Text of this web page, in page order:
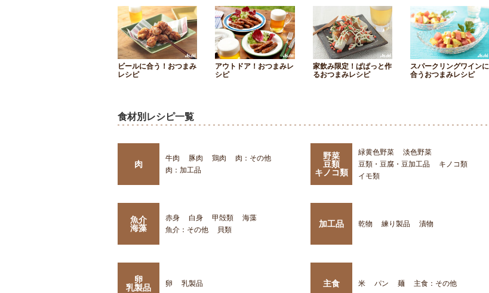
ビールに合う！おつまみ
レシピ
アウトドア！おつまみレ
シピ
家飲み限定！ぱぱっと作
るおつまみレシピ
スパークリングワインに
合うおつまみレシピ
食材別レシピ一覧
肉
牛肉 豚肉 鶏肉
肉：その他
肉：加工品
野菜
豆類
キノコ類
緑黄色野菜
淡色野菜
豆類・豆腐・豆加工品
キノコ類
イモ類
魚介
海藻
赤身 白身 甲殻類
海藻
魚介：その他
貝類
加工品 乾物 練り製品 漬物
卵
乳製品
卵 乳製品 主食 米 パン 麺 主食：その他